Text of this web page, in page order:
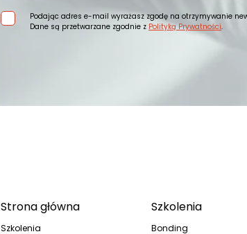
Podając adres e-mail wyrażasz zgodę na otrzymywanie
Dane są przetwarzane zgodnie z Polityką Prywatności.
Strona główna
Szkolenia
Szkolenia
Bonding